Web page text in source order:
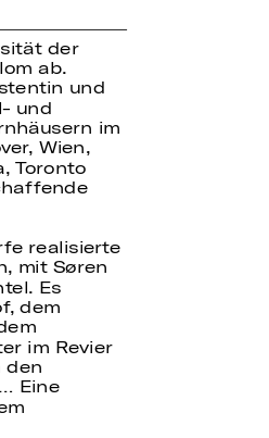
der
ab.
und
und
im
Wien,
Toronto
realisierte
mit Søren
Es
dem
im Revier
den
Eine